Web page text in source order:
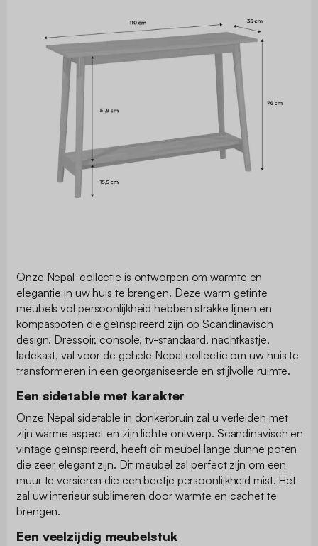
Onze Nepal-collectie is ontworpen om warmte en
elegantie in uw huis te brengen. Deze warm getinte
meubels vol persoonlijkheid hebben strakke lijnen en
kompaspoten die geïnspireerd zijn op Scandinavisch
design. Dressoir, console, tv-standaard, nachtkastje,
ladekast, val voor de gehele Nepal collectie om uw huis te
transformeren in een georganiseerde en stijlvolle ruimte.
Een sidetable met karakter
Onze Nepal sidetable in donkerbruin zal u verleiden met
zijn warme aspect en zijn lichte ontwerp. Scandinavisch en
vintage geïnspireerd, heeft dit meubel lange dunne poten
die zeer elegant zijn. Dit meubel zal perfect zijn om een
muur te versieren die een beetje persoonlijkheid mist. Het
zal uw interieur sublimeren door warmte en cachet te
brengen.
Een veelzijdig meubelstuk